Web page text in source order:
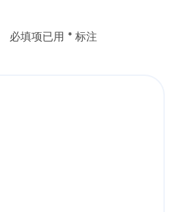
必填项已用 * 标注